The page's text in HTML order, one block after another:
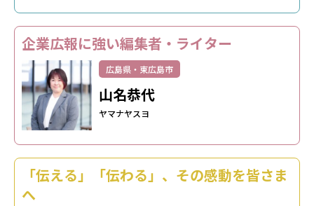
企業広報に強い編集者・ライター
広島県・東広島市
山名恭代
ヤマナヤスヨ
「伝える」「伝わる」、その感動を皆さま
へ